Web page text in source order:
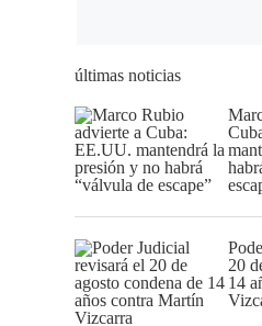
últimas noticias
20
14